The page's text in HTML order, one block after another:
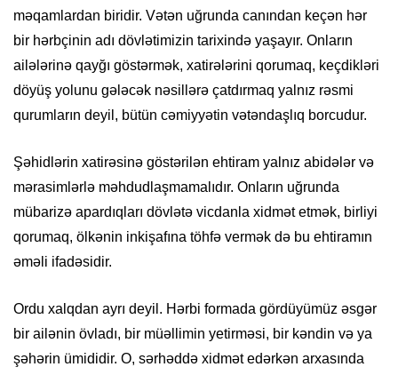
məqamlardan biridir. Vətən uğrunda canından keçən hər
bir hərbçinin adı dövlətimizin tarixində yaşayır. Onların
ailələrinə qayğı göstərmək, xatirələrini qorumaq, keçdikləri
döyüş yolunu gələcək nəsillərə çatdırmaq yalnız rəsmi
qurumların deyil, bütün cəmiyyətin vətəndaşlıq borcudur.
Şəhidlərin xatirəsinə göstərilən ehtiram yalnız abidələr və
mərasimlərlə məhdudlaşmamalıdır. Onların uğrunda
mübarizə apardıqları dövlətə vicdanla xidmət etmək, birliyi
qorumaq, ölkənin inkişafına töhfə vermək də bu ehtiramın
əməli ifadəsidir.
Ordu xalqdan ayrı deyil. Hərbi formada gördüyümüz əsgər
bir ailənin övladı, bir müəllimin yetirməsi, bir kəndin və ya
şəhərin ümididir. O, sərhəddə xidmət edərkən arxasında